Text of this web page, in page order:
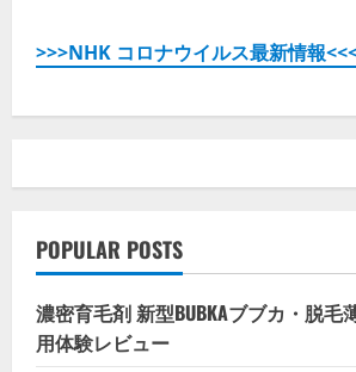
>>>NHK コロナウイルス最新情報
POPULAR POSTS
濃密育毛剤 新型BUBKAブブカ・脱毛
用体験レビュー